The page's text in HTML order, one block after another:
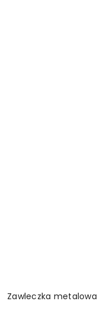
Zawleczka